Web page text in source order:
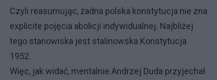
Czyli reasumując, żadna polska konstytucja nie zna
explicite pojęcia abolicji indywidualnej. Najbliżej
tego stanowiska jest stalinowska Konstytucja
1952.
Więc, jak widać, mentalnie Andrzej Duda przyjechał